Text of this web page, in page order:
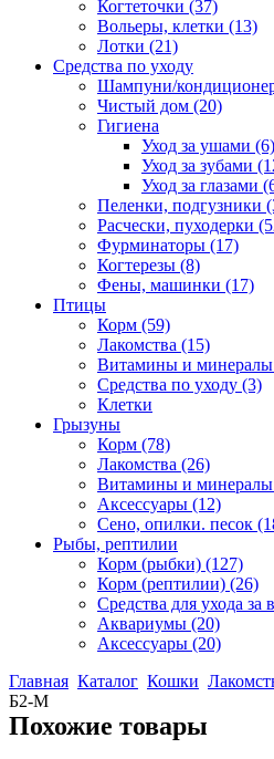
Когтеточки (37)
Вольеры, клетки (13)
Лотки (21)
Средства по уходу
Шампуни/
Чистый дом (20)
Гигиена
Уход за ушами (6)
Уход за зубами
Уход за глазами
Пеленки, подгузники
Расчески, пуходерки
Фурминаторы (17)
Когтерезы (8)
Фены, машинки (17)
Птицы
Корм (59)
Лакомства (15)
Витамины и минералы
Средства по уходу (3)
Клетки
Грызуны
Корм (78)
Лакомства (26)
Витамины и минералы
Аксессуары (12)
Сено, опилки. песок
Рыбы, рептилии
Корм (рыбки) (127)
Корм (рептилии) (26)
Средства для ухода за
Аквариумы (20)
Аксессуары (20)
Главная Каталог Кошки
Б2-М
Похожие товары